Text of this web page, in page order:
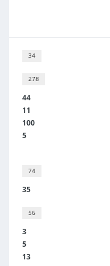
34
278
44
11
100
5
74
35
56
3
5
13